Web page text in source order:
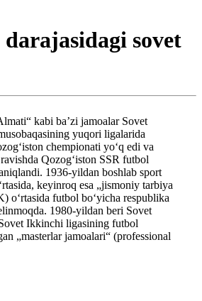
sovet
kabi baʼzi jamoalar Sovet
yuqori ligalarida
chempionati yoʻq edi va
Qozogʻiston SSR futbol
1936-yildan boshlab sport
keyinroq esa „jismoniy tarbiya
futbol boʻyicha respublika
1980-yildan beri Sovet
Ikkinchi ligasining futbol
„masterlar jamoalari“ (professional